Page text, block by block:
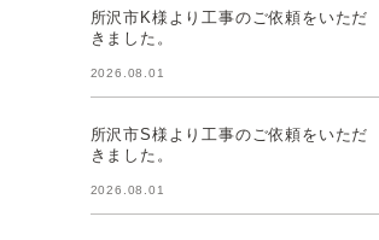
所沢市K様より工事のご依頼をいただ
きました。
2026.08.01
所沢市S様より工事のご依頼をいただ
きました。
2026.08.01